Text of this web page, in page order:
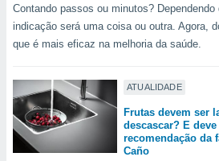
de dados
fontes,
melhorar
dados
através
Contando passos ou minutos?
indicação será uma coisa ou outra. Agora,
que é mais eficaz na melhoria da saúde.
ATUALIDADE
Frutas devem ser
descascar? E
recomendação da
Caño